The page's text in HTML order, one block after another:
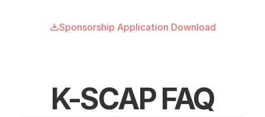
Sponsorship Application Download
K-SCAP FAQ